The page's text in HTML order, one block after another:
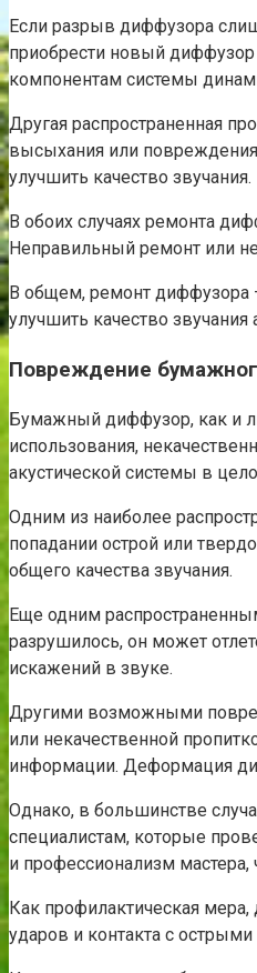
Если разрыв диффузора
приобрести новый диффузор
компонентам системы
Другая распространенная
высыхания или
улучшить качество звучания.
В обоих случаях ремонта
Неправильный ремонт или
В общем, ремонт диффузора
улучшить качество звучания
Повреждение
Бумажный диффузор, как и
использования,
акустической системы в
Одним из наиболее
попадании острой или
общего качества звучания.
Еще одним
разрушилось, он может
искажений в звуке.
Другими возможными
или некачественной
информации. Деформация
Однако, в большинстве
специалистам, которые
и профессионализм
Как профилактическая
ударов и контакта с